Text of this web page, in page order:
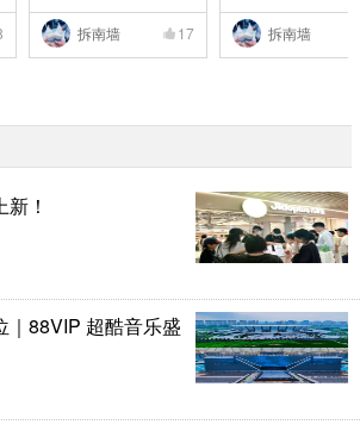
拆南墙 17 拆南墙
！
｜88VIP 超酷音乐盛